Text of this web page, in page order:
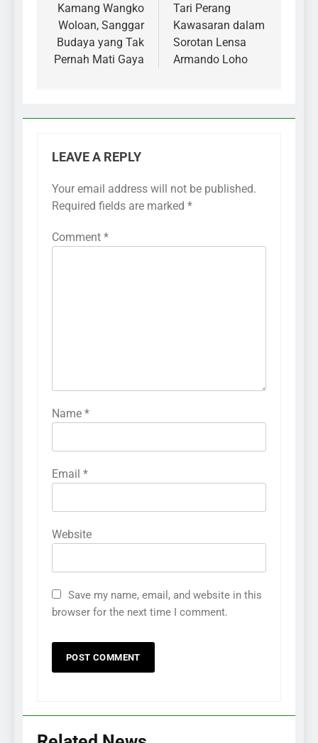
navigation
Kamang Wangko
Woloan, Sanggar
Budaya yang Tak
Pernah Mati Gaya
Tari Perang
Kawasaran dalam
Sorotan Lensa
Armando Loho
LEAVE A REPLY
Your email address will not be published.
Required fields are marked *
Comment *
Name *
Email *
Website
Save my name, email, and website in this
browser for the next time I comment.